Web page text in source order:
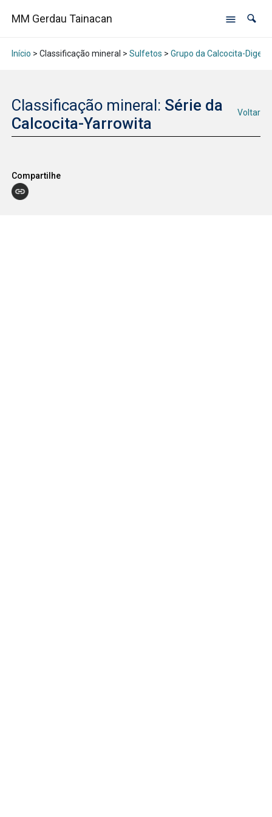
MM Gerdau Tainacan
Início > Classificação mineral > Sulfetos > Grupo da Calcocita-
Classificação mineral: Série da
Calcocita-Yarrowita
Voltar
Compartilhe